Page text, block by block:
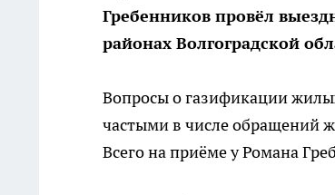
Гребенников провёл
районах Волгоградской
Вопросы о газификации
частыми в числе обращений
Всего на приёме у Романа